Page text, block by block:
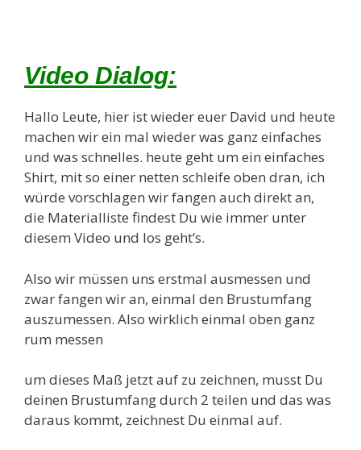
Video Dialog:
Hallo Leute, hier ist wieder euer David und heute
machen wir ein mal wieder was ganz einfaches
und was schnelles. heute geht um ein einfaches
Shirt, mit so einer netten schleife oben dran, ich
würde vorschlagen wir fangen auch direkt an,
die Materialliste findest Du wie immer unter
diesem Video und los geht’s.
Also wir müssen uns erstmal ausmessen und
zwar fangen wir an, einmal den Brustumfang
auszumessen. Also wirklich einmal oben ganz
rum messen
um dieses Maß jetzt auf zu zeichnen, musst Du
deinen Brustumfang durch 2 teilen und das was
daraus kommt, zeichnest Du einmal auf.